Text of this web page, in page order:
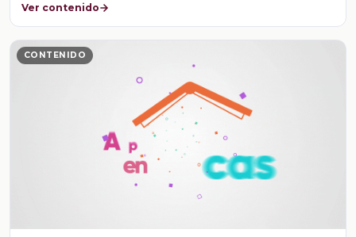
Ver contenido
CONTENIDO